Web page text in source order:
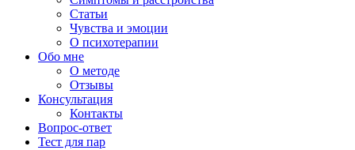
Статьи
Чувства и эмоции
О психотерапии
Обо мне
О методе
Отзывы
Консультация
Контакты
Вопрос-ответ
Тест для пар